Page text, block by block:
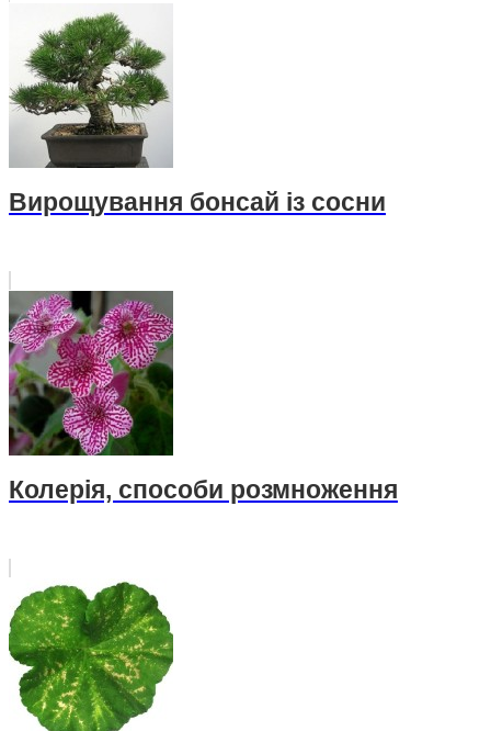
Вирощування бонсай із сосни
Колерія, способи розмноження